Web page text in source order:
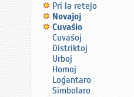
Pri la retejo
Novaĵoj
Ĉuvaŝio
Ĉuvaŝoj
Distriktoj
Urboj
Homoj
Loĝantaro
Simbolaro